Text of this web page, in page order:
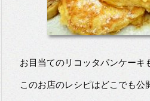
お目当てのリコッタパンケーキ
このお店のレシピはどこでも公